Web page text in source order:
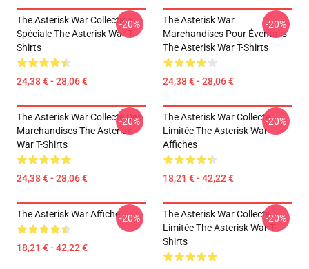
The Asterisk War Collection
Spéciale The Asterisk War T-
Shirts
24,38 € - 28,06 €
-20%
The Asterisk War
Marchandises Pour Éventails
The Asterisk War T-Shirts
24,38 € - 28,06 €
-20%
The Asterisk War Collecte Des
Marchandises The Asterisk
War T-Shirts
24,38 € - 28,06 €
-20%
The Asterisk War Collecte
Limitée The Asterisk War
Affiches
18,21 € - 42,22 €
-20%
The Asterisk War Affiche
18,21 € - 42,22 €
-20%
The Asterisk War Collecte
Limitée The Asterisk War T-
Shirts
-20%